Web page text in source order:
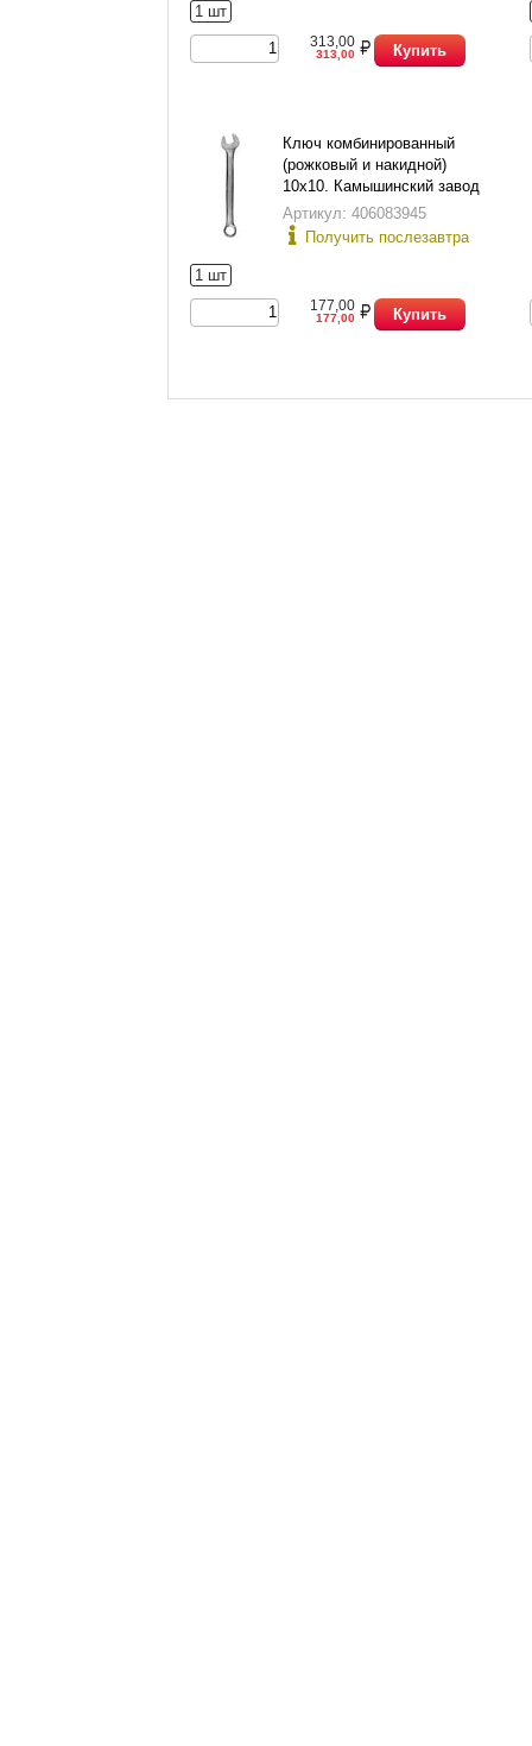
1 шт
313,00
313,00 Купить
Ключ комбинированный
(рожковый и накидной)
10х10. Камышинский завод
слесарно-монтажного
инструмента.
Артикул: 406083945
Получить послезавтра
1 шт
177,00
177,00 Купить